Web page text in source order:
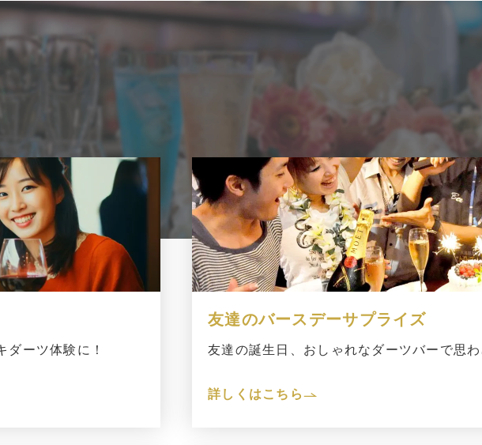
！
ーツ体験に！
友達のバースデーサプライズ
友達の誕生日、おしゃれなダーツバーで思わ
詳しくはこちら